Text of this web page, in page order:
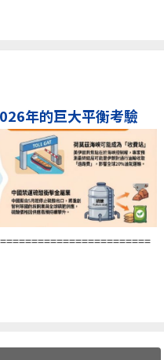
年的巨大平衡考驗